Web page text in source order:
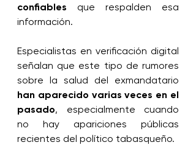
confiables que respalden esa
información.
Especialistas en verificación digital
señalan que este tipo de rumores
han aparecido varias veces en el
pasado, especialmente cuando
no hay apariciones públicas
recientes del político tabasqueño.